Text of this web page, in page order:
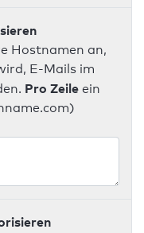
Hostnamen an,
E-Mails im
Pro Zeile ein